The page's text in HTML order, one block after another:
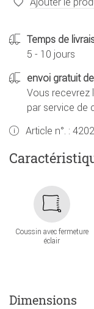
Temps de
5 - 10 jours
envoi gratuit
Vous recevrez
par service de
Article n°. :
Coussin avec fermeture
éclair
Dimensions